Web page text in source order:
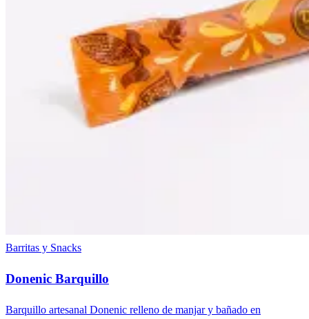
Barritas y Snacks
Donenic Barquillo
Barquillo artesanal Donenic relleno de manjar y bañado en